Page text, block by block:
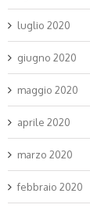
luglio 2020
giugno 2020
maggio 2020
aprile 2020
marzo 2020
febbraio 2020